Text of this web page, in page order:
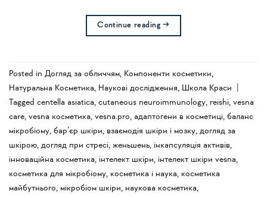
Continue reading→
Posted in Догляд за обличчям, Компоненти косметики,
Натуральна Косметика, Наукові дослідження, Школа Краси
Tagged centella asiatica, cutaneous neuroimmunology, reishi, vesna
care, vesna косметика, vesna.pro, адаптогени в косметиці, баланс
мікробіому, бар’єр шкіри, взаємодія шкіри і мозку, догляд за
шкірою, догляд при стресі, женьшень, інкапсуляція активів,
інноваційна косметика, інтелект шкіри, інтелект шкіри vesna,
косметика для мікробіому, косметика і наука, косметика
майбутнього, мікробіом шкіри, наукова косметика,